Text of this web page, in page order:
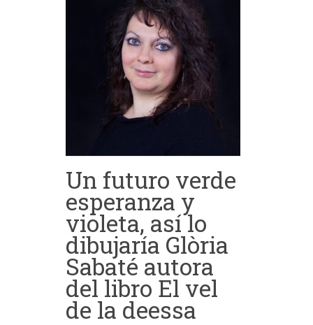
Un futuro verde
esperanza y
violeta, así lo
dibujaría Glòria
Sabaté autora
del libro El vel
de la deessa